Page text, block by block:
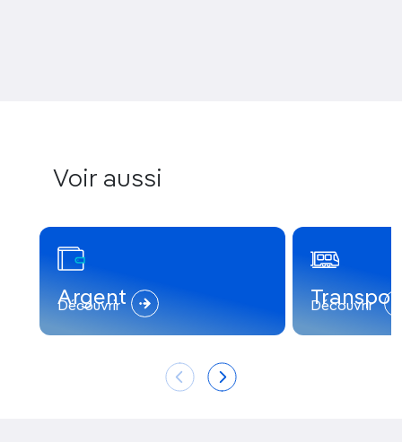
Voir aussi
Argent
Découvrir Découvrir